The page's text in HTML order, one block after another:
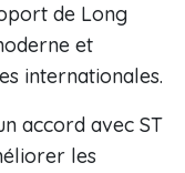
de Long
et
internationales.
accord avec ST
les